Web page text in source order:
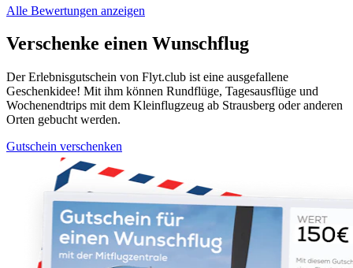
Alle Bewertungen anzeigen
Verschenke einen Wunschflug
Der Erlebnisgutschein von Flyt.club ist eine ausgefallene
Geschenkidee! Mit ihm können Rundflüge, Tagesausflüge und
Wochenendtrips mit dem Kleinflugzeug ab Strausberg oder anderen
Orten gebucht werden.
Gutschein verschenken